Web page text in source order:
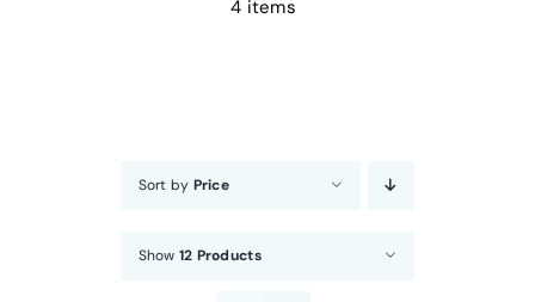
4 items
Sort by Price
Show 12 Products